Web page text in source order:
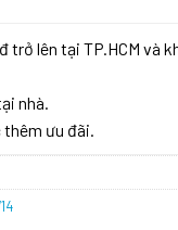
lên tại TP.HCM và
nhà.
thêm ưu đãi.